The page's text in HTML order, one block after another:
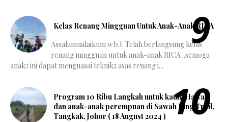
Kelas Renang Mingguan Untuk Anak-Anak RICA
Assalamualaikum w.b.t Telah berlangsung kelas
renang mingguan untuk anak-anak RICA ..semoga
anak2 ini dapat menguasai teknik2 asas renang i...
Program 10 Ribu Langkah untuk kaum Hawa
dan anak-anak perempuan di Sawah Ring Trail,
Tangkak, Johor ( 18 August 2024 )